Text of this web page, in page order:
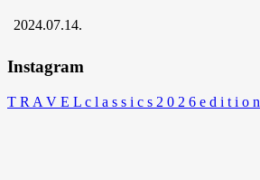
2024.07.14.
Instagram
T R A V E L c l a s s i c s 2 0 2 6 e d i t i o n